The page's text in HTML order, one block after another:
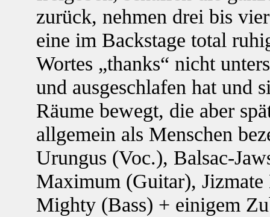
zurück, nehmen drei bis
eine im Backstage total
Wortes „thanks“ nicht
und ausgeschlafen hat und
Räume bewegt, die aber
allgemein als Menschen
Urungus (Voc.), Balsac-
Maximum (Guitar), Jizmate
Mighty (Bass) + einigem